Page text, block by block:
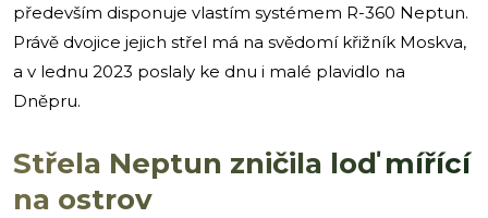
především disponuje vlastím systémem R-360 Neptun.
Právě dvojice jejich střel má na svědomí křižník Moskva,
a v lednu 2023 poslaly ke dnu i malé plavidlo na
Dněpru.
Střela Neptun zničila loď mířící
na ostrov